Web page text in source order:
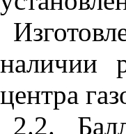
наличии
центра
2.2.